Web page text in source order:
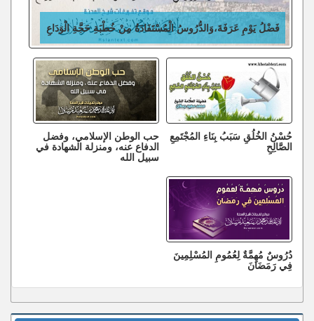
فَضْلُ يَوْمِ عَرَفَةَ،وَالدُّرُوسُ الْمُسْتَفَادَةُ مِنْ خُطْبَةِ حَجَّةِ الْوَدَاعِ
حُسْنُ الخُلُقِ سَبَبُ بِنَاءِ المُجْتَمِعِ
الصَّالِحِ
حب الوطن الإسلامي، وفضل
الدفاع عنه، ومنزلة الشهادة في
سبيل الله
دُرُوسٌ مُهِمَّةٌ لِعُمُومِ المُسْلِمِينَ
فِي رَمَضَانَ